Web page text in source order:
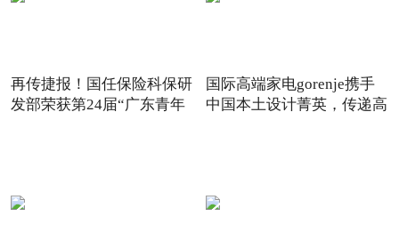
再传捷报！国任保险科保研
发部荣获第24届“广东青年
国际高端家电gorenje携手
中国本土设计菁英，传递高